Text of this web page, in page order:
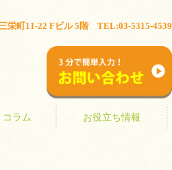
栄町11-22 Fビル 5階 TEL:03-5315-4539
コラム お役立ち情報